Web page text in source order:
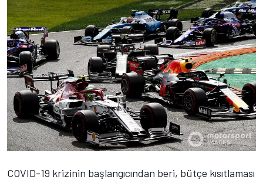
COVID-19 krizinin başlangıcından beri, bütçe kısıtlaması